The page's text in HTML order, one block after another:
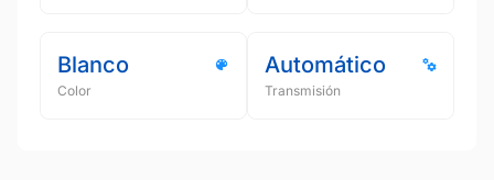
Blanco
Color
Automático
Transmisión